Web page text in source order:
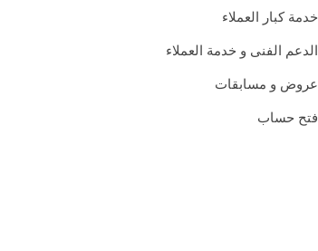
خدمة كبار العملاء
الدعم الفنى و خدمة العملاء
عروض و مسابقات
فتح حساب